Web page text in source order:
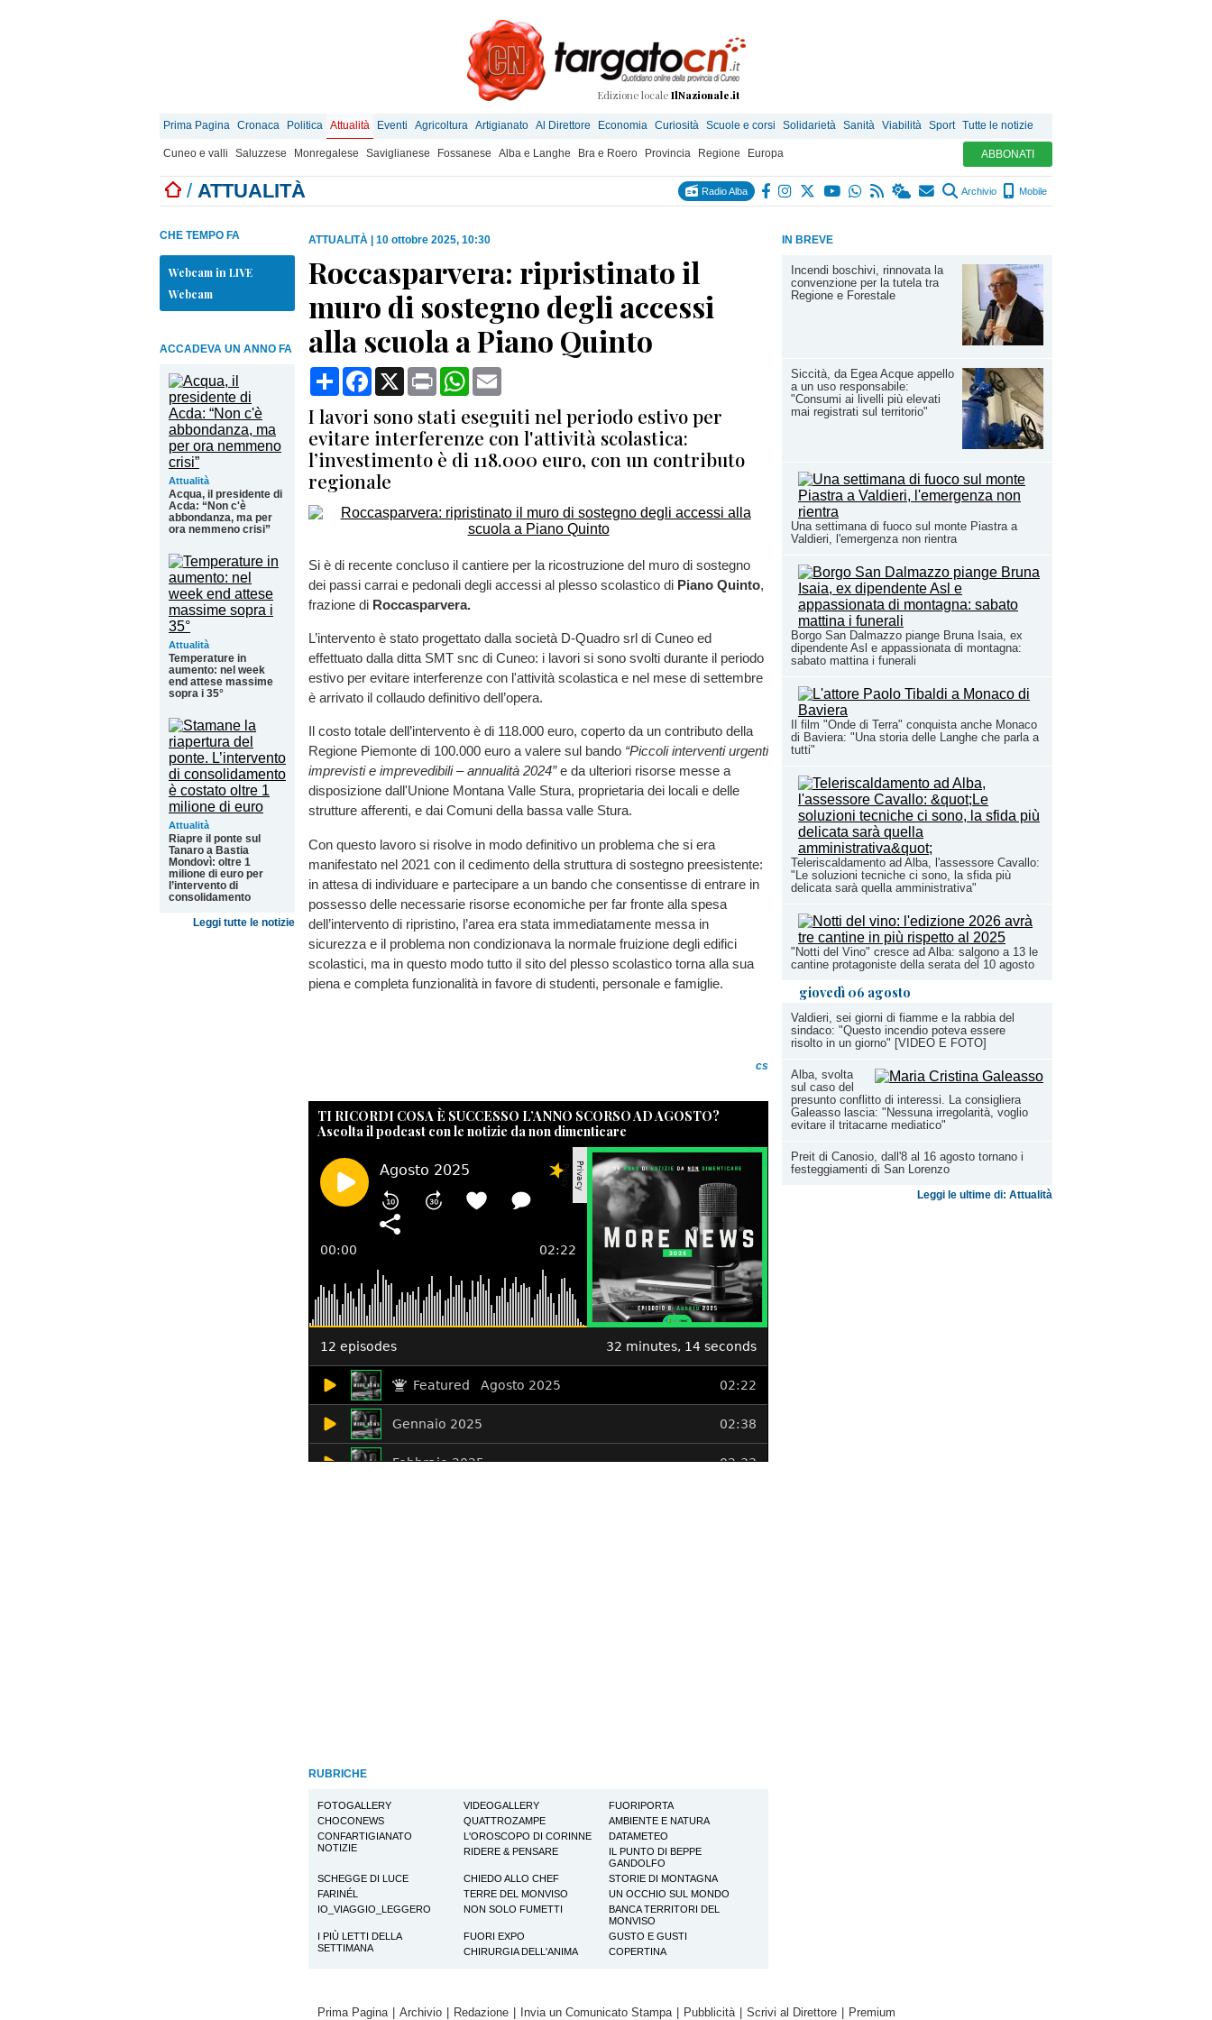
Edizione locale IlNazionale.it
Prima Pagina Cronaca Politica Attualità Eventi Agricoltura Artigianato Al Direttore Economia Curiosità Scuole e corsi Solidarietà Sanità Viabilità Sport Tutte le notizie
Cuneo e valli Saluzzese Monregalese Saviglianese Fossanese Alba e Langhe Bra e Roero Provincia Regione Europa ABBONATI
/ ATTUALITÀ Radio Alba Archivio Mobile
IN BREVE
Incendi boschivi, rinnovata la
convenzione per la tutela tra
Regione e Forestale
Siccità, da Egea Acque appello
a un uso responsabile:
"Consumi ai livelli più elevati
mai registrati sul territorio"
Una settimana di fuoco sul monte Piastra a
Valdieri, l'emergenza non rientra
Borgo San Dalmazzo piange Bruna Isaia, ex
dipendente Asl e appassionata di montagna:
sabato mattina i funerali
Il film "Onde di Terra" conquista anche Monaco
di Baviera: "Una storia delle Langhe che parla a
tutti"
Teleriscaldamento ad Alba, l'assessore Cavallo:
"Le soluzioni tecniche ci sono, la sfida più
delicata sarà quella amministrativa"
"Notti del Vino" cresce ad Alba: salgono a 13 le
cantine protagoniste della serata del 10 agosto
giovedì 06 agosto
Valdieri, sei giorni di fiamme e la rabbia del
sindaco: "Questo incendio poteva essere
risolto in un giorno" [VIDEO E FOTO]
Alba, svolta
sul caso del
presunto conflitto di interessi. La consigliera
Galeasso lascia: "Nessuna irregolarità, voglio
evitare il tritacarne mediatico"
Preit di Canosio, dall'8 al 16 agosto tornano i
festeggiamenti di San Lorenzo
Leggi le ultime di: Attualità
CHE TEMPO FA
Webcam in LIVE
Webcam
ACCADEVA UN ANNO FA
Attualità
Acqua, il presidente di
Acda: “Non c'è
abbondanza, ma per
ora nemmeno crisi”
Attualità
Temperature in
aumento: nel week
end attese massime
sopra i 35°
Attualità
Riapre il ponte sul
Tanaro a Bastia
Mondovì: oltre 1
milione di euro per
l’intervento di
consolidamento
Leggi tutte le notizie
ATTUALITÀ 10 ottobre 2025, 10:30
Roccasparvera: ripristinato il
muro di sostegno degli accessi
alla scuola a Piano Quinto
CondividiFacebook
X Print WhatsApp
I lavori sono stati eseguiti nel periodo estivo per
evitare interferenze con l'attività scolastica:
l’investimento è di 118.000 euro, con un contributo
regionale
Si è di recente concluso il cantiere per la ricostruzione del muro di sostegno
dei passi carrai e pedonali degli accessi al plesso scolastico di Piano Quinto,
frazione di Roccasparvera.
L’intervento è stato progettato dalla società D-Quadro srl di Cuneo ed
effettuato dalla ditta SMT snc di Cuneo: i lavori si sono svolti durante il periodo
estivo per evitare interferenze con l'attività scolastica e nel mese di settembre
è arrivato il collaudo definitivo dell’opera.
Il costo totale dell’intervento è di 118.000 euro, coperto da un contributo della
Regione Piemonte di 100.000 euro a valere sul bando “Piccoli interventi urgenti
imprevisti e imprevedibili – annualità 2024”e da ulteriori risorse messe a
disposizione dall'Unione Montana Valle Stura, proprietaria dei locali e delle
strutture afferenti, e dai Comuni della bassa valle Stura.
Con questo lavoro si risolve in modo definitivo un problema che si era
manifestato nel 2021 con il cedimento della struttura di sostegno preesistente:
in attesa di individuare e partecipare a un bando che consentisse di entrare in
possesso delle necessarie risorse economiche per far fronte alla spesa
dell’intervento di ripristino, l’area era stata immediatamente messa in
sicurezza e il problema non condizionava la normale fruizione degli edifici
scolastici, ma in questo modo tutto il sito del plesso scolastico torna alla sua
piena e completa funzionalità in favore di studenti, personale e famiglie.
cs
TI RICORDI COSA È SUCCESSO L’ANNO SCORSO AD AGOSTO?
Ascolta il podcast con le notizie da non dimenticare
RUBRICHE
FOTOGALLERY VIDEOGALLERY
FUORIPORTA
CHOCONEWS
QUATTROZAMPE
AMBIENTE E NATURA
CONFARTIGIANATO
NOTIZIE
L'OROSCOPO DI CORINNE
DATAMETEO
RIDERE & PENSARE
IL PUNTO DI BEPPE
GANDOLFO
SCHEGGE DI LUCE
CHIEDO ALLO CHEF
STORIE DI MONTAGNA
FARINÉL
TERRE DEL MONVISO
UN OCCHIO SUL MONDO
IO_VIAGGIO_LEGGERO
NON SOLO FUMETTI
BANCA TERRITORI DEL
MONVISO
I PIÙ LETTI DELLA
SETTIMANA
FUORI EXPO
GUSTO E GUSTI
CHIRURGIA DELL'ANIMA
COPERTINA
Prima Pagina Archivio Redazione Invia un Comunicato Stampa Pubblicità Scrivi al Direttore Premium